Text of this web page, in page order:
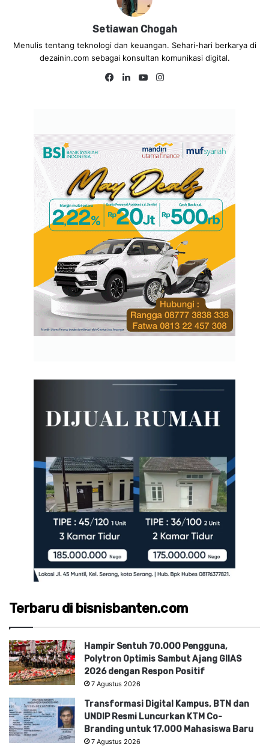
Setiawan Chogah
Menulis tentang teknologi dan keuangan. Sehari-hari berkarya di
dezainin.com sebagai konsultan komunikasi digital.
Fa
Lin
Yo
Terbaru di bisnisbanten.com
Hampir Sentuh 70.000 Pengguna,
Polytron Optimis Sambut Ajang GIIAS
2026 dengan Respon Positif
7 Agustus 2026
Transformasi Digital Kampus, BTN dan
UNDIP Resmi Luncurkan KTM Co-
Branding untuk 17.000 Mahasiswa Baru
7 Agustus 2026